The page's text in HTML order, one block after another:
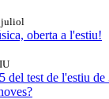
juliol
oberta a l'estiu!
del test de l'estiu